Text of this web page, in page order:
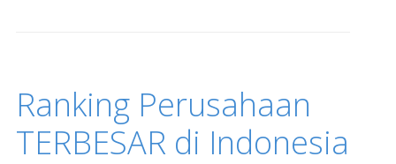
Ranking Perusahaan
TERBESAR di Indonesia